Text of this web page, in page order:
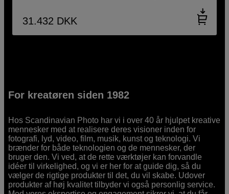
31.432 DKK
For kreatøren siden 1982
Hos Scandinavian Photo har vi i over 40 år hjulpet kreative
mennesker med at realisere deres visioner inden for
fotografi, lyd, video, film, musik, kunst og teknologi. Vi
brænder for både teknologien og de mennesker, der
bruger den. Vi ved, at de rette værktøjer kan forvandle
idéer til virkelighed, og vi er her for at guide dig, så du
vælger de rigtige produkter til det, du vil skabe. Udover
produkter af høj kvalitet tilbyder vi også personlig service.